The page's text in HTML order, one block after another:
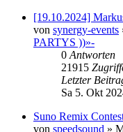
[19.10.2024]
von synergy-events
PARTYS ))»-
0 Antworten
21915
Letzter
Sa 5. Okt
Suno Remix
von speedsound »